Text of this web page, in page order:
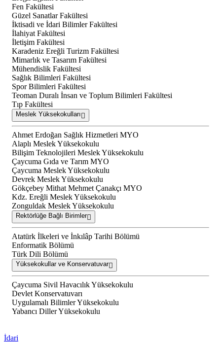
Fen Fakültesi
Güzel Sanatlar Fakültesi
İktisadi ve İdari Bilimler Fakültesi
İlahiyat Fakültesi
İletişim Fakültesi
Karadeniz Ereğli Turizm Fakültesi
Mimarlık ve Tasarım Fakültesi
Mühendislik Fakültesi
Sağlık Bilimleri Fakültesi
Spor Bilimleri Fakültesi
Teoman Duralı İnsan ve Toplum Bilimleri Fakültesi
Tıp Fakültesi
Meslek Yüksekokulları
Ahmet Erdoğan Sağlık Hizmetleri MYO
Alaplı Meslek Yüksekokulu
Bilişim Teknolojileri Meslek Yüksekokulu
Çaycuma Gıda ve Tarım MYO
Çaycuma Meslek Yüksekokulu
Devrek Meslek Yüksekokulu
Gökçebey Mithat Mehmet Çanakçı MYO
Kdz. Ereğli Meslek Yüksekokulu
Zonguldak Meslek Yüksekokulu
Rektörlüğe Bağlı Birimler
Atatürk İlkeleri ve İnkılâp Tarihi Bölümü
Enformatik Bölümü
Türk Dili Bölümü
Yüksekokullar ve Konservatuvar
Çaycuma Sivil Havacılık Yüksekokulu
Devlet Konservatuvarı
Uygulamalı Bilimler Yüksekokulu
Yabancı Diller Yüksekokulu
İdari